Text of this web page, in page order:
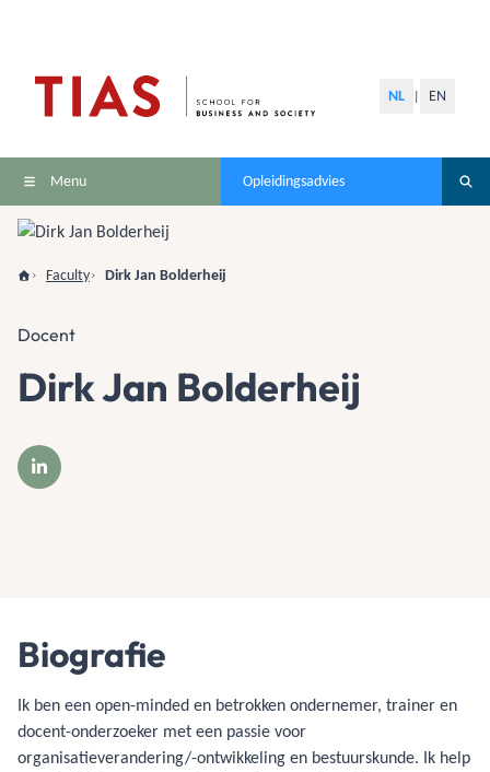
NL EN
Menu Opleidingsadvies
Faculty Dirk Jan Bolderheij
Docent
Dirk Jan Bolderheij
Biografie
Ik ben een open-minded en betrokken ondernemer, trainer en
docent-onderzoeker met een passie voor
organisatieverandering/-ontwikkeling en bestuurskunde. Ik help